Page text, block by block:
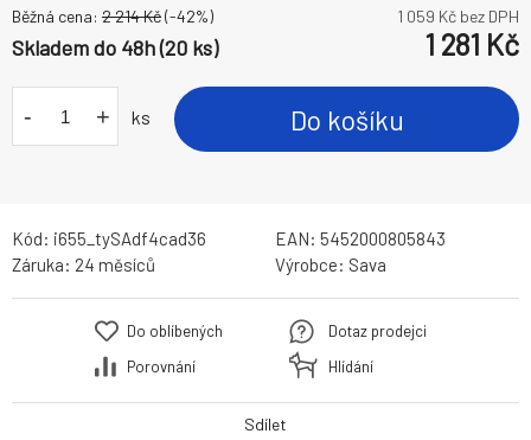
Běžná cena: 2 214Kč(-42%) 1 059 Kč bez DPH
Skladem do 48h (20 ks) 1 281 Kč
- + ks Do košíku
Kód: i655_tySAdf4cad36 EAN: 5452000805843
Záruka: 24 měsíců Výrobce: Sava
Do oblíbených
Porovnání
Dotaz prodejci
Hlídání
Sdílet